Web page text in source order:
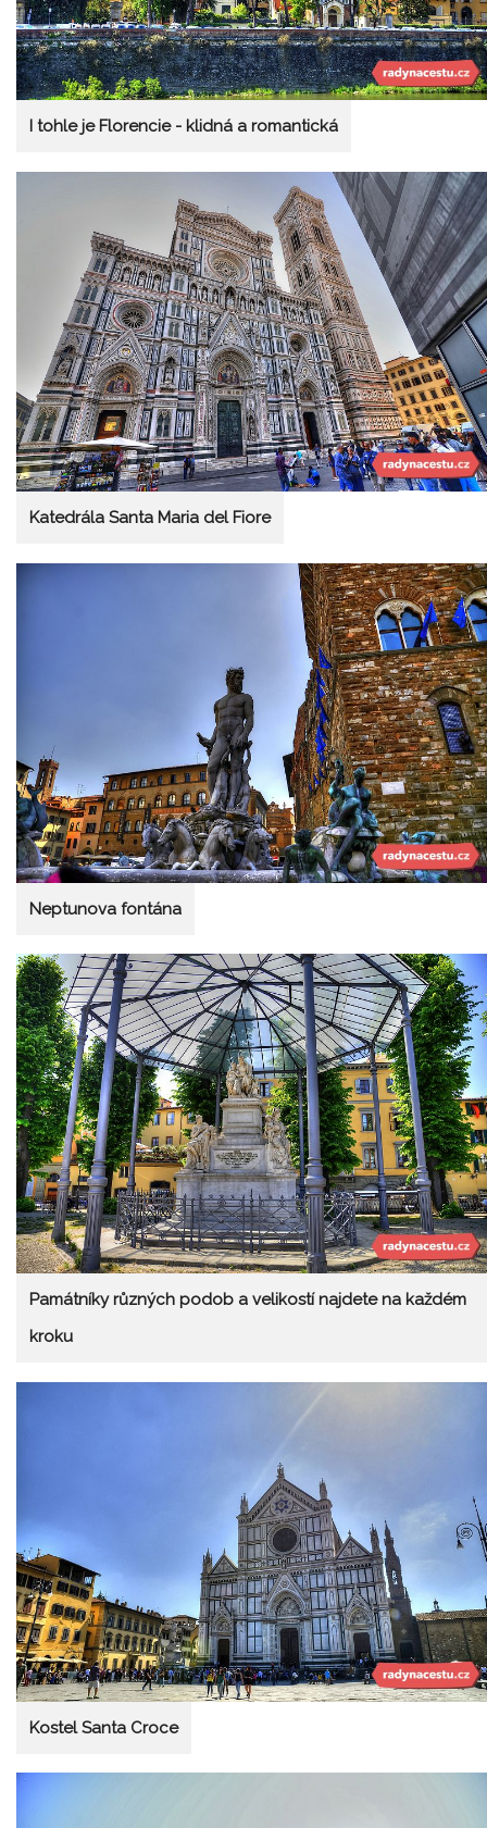
I tohle je Florencie - klidná a romantická
Katedrála Santa Maria del Fiore
Neptunova fontána
Památníky různých podob a velikostí najdete na každém
kroku
Kostel Santa Croce